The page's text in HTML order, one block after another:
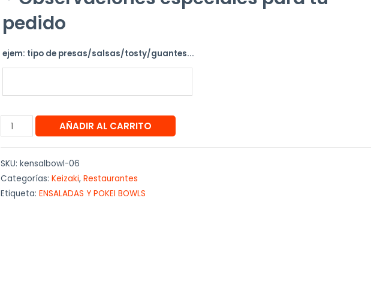
pedido
ejem: tipo de presas/salsas/tosty/guantes...
AÑADIR AL CARRITO
SKU: kensalbowl-06
Categorías: Keizaki, Restaurantes
Etiqueta: ENSALADAS Y POKEI BOWLS